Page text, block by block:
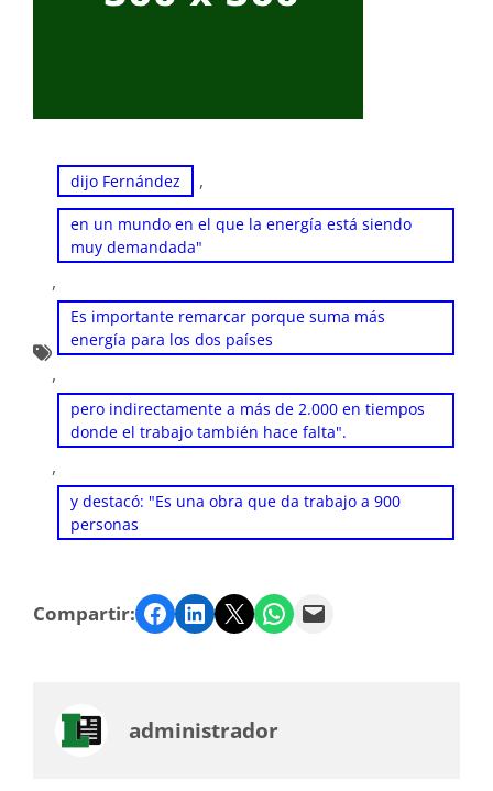
dijo Fernández ,
en un mundo en el que la energía está siendo
muy demandada"
,
Es importante remarcar porque suma más
energía para los dos países
,
pero indirectamente a más de 2.000 en tiempos
donde el trabajo también hace falta".
,
y destacó: "Es una obra que da trabajo a 900
personas
Compartir: Facebook LinkedIn Twitter WhatsApp Email
administrador